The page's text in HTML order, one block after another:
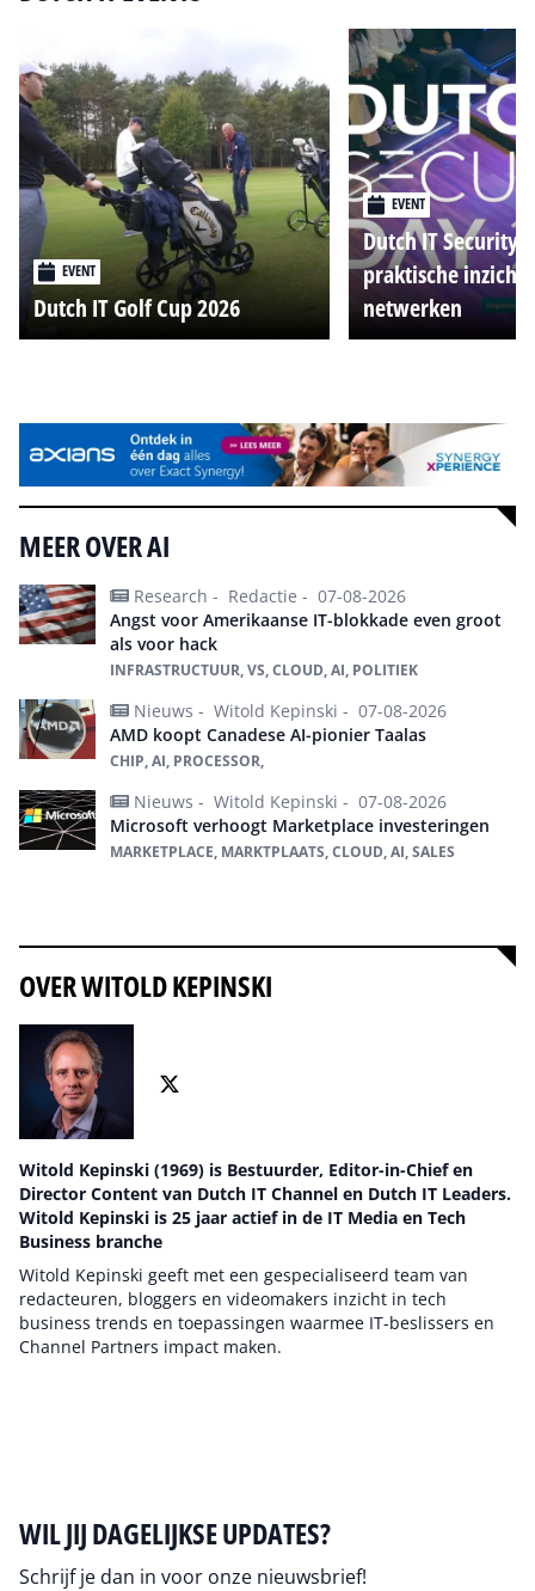
EVENT
Dutch IT Golf Cup 2026
EVENT
Dutch IT Security
praktische
netwerken
MEER OVER AI
Research - Redactie - 07-08-2026
Angst voor Amerikaanse IT-blokkade even groot
als voor hack
INFRASTRUCTUUR, VS, CLOUD, AI, POLITIEK
Nieuws - Witold Kepinski - 07-08-2026
AMD koopt Canadese AI-pionier Taalas
CHIP, AI, PROCESSOR,
Nieuws - Witold Kepinski - 07-08-2026
Microsoft verhoogt Marketplace investeringen
MARKETPLACE, MARKTPLAATS, CLOUD, AI, SALES
OVER WITOLD KEPINSKI
Witold Kepinski (1969) is Bestuurder, Editor-in-Chief en
Director Content van Dutch IT Channel en Dutch IT Leaders.
Witold Kepinski is 25 jaar actief in de IT Media en Tech
Business branche
Witold Kepinski geeft met een gespecialiseerd team van
redacteuren, bloggers en videomakers inzicht in tech
business trends en toepassingen waarmee IT-beslissers en
Channel Partners impact maken.
WIL JIJ DAGELIJKSE UPDATES?
Schrijf je dan in voor onze nieuwsbrief!